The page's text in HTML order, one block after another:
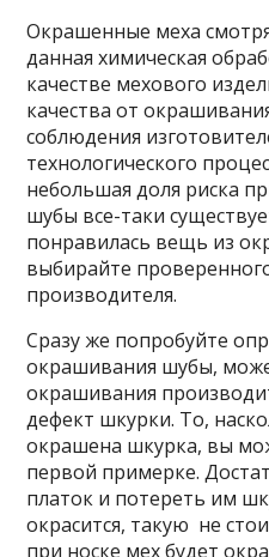
Окрашенные меха
данная химическая
качестве мехового
качества от
соблюдения
технологического
небольшая доля риска
шубы все-таки
понравилась вещь из
выбирайте
производителя.
Сразу же попробуйте
окрашивания шубы,
окрашивания
дефект шкурки. То,
окрашена шкурка, вы
первой примерке.
платок и потереть им
окрасится, такую не
при носке мех будет